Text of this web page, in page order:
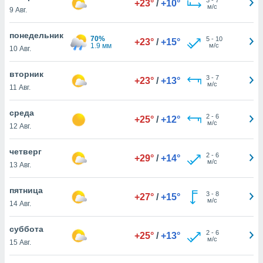
действия
рекламу
нашей
cookie
cookie
в
нашего
9 Авг.
+23° / +10°
м/с
понедельник
10 Авг.
70%
1.9 мм
+23° / +15° 5- 10
м/с
вторник
11 Авг.
+23° / +13° 3- 7
м/с
среда
12 Авг.
+25° / +12° 2- 6
м/с
четверг
13 Авг.
+29° / +14° 2- 6
м/с
пятница
14 Авг.
+27° / +15° 3- 8
м/с
суббота
15 Авг.
+25° / +13° 2- 6
м/с